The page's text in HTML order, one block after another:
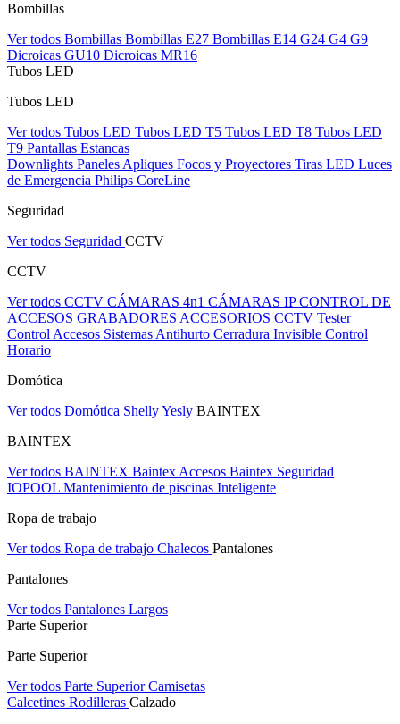
Bombillas
Ver todos Bombillas Bombillas E27 Bombillas E14 G24 G4 G9
Dicroicas GU10 Dicroicas MR16
Tubos LED
Tubos LED
Ver todos Tubos LED Tubos LED T5 Tubos LED T8 Tubos LED
T9 Pantallas Estancas
Downlights Paneles Apliques Focos y Proyectores Tiras LED Luces
de Emergencia Philips CoreLine
Seguridad
Ver todos Seguridad CCTV
CCTV
Ver todos CCTV CÁMARAS 4n1 CÁMARAS IPCONTROL DE
ACCESOS GRABADORES ACCESORIOS CCTV Tester
Control Accesos Sistemas Antihurto Cerradura Invisible Control
Horario
Domótica
Ver todos Domótica ShellyYesly BAINTEX
BAINTEX
Ver todos BAINTEX Baintex Accesos Baintex Seguridad
IOPOOL Mantenimiento de piscinas Inteligente
Ropa de trabajo
Ver todos Ropa de trabajo Chalecos Pantalones
Pantalones
Ver todos Pantalones Largos
Parte Superior
Parte Superior
Ver todos Parte SuperiorCamisetas
Calcetines Rodilleras Calzado